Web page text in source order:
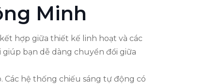
Minh
hợp giữa thiết kế linh hoạt và các
bạn dễ dàng chuyển đổi giữa
hệ thống chiếu sáng tự động có